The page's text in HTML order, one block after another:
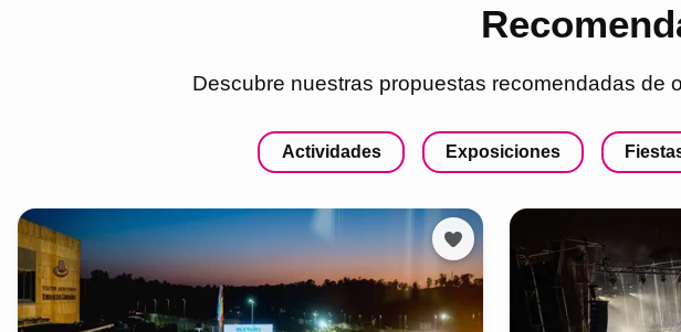
Descubre nuestras propuestas recomendadas de
Actividades Exposiciones